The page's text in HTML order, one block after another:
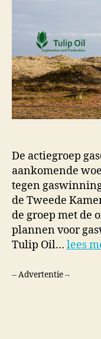
De actiegroep
aankomende
tegen
de Tweede
de groep met de
plannen voor
Tulip Oil… lees
-- Advertentie --